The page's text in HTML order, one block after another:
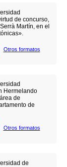
de concurso,
Martín, en el
Otros formatos
Hermelando
de
de
Otros formatos
de